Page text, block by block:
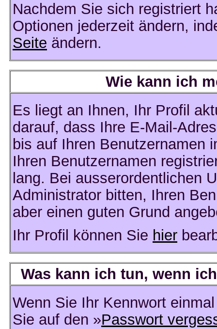
Nachdem Sie sich registriert
Optionen jederzeit ändern,
Seite ändern.
Wie kann ich
Es liegt an Ihnen, Ihr Profil
darauf, dass Ihre E-Mail-
bis auf Ihren Benutzernamen
Ihren Benutzernamen
lang. Bei ausserordentlichen
Administrator bitten, Ihren
aber einen guten Grund
Ihr Profil können Sie hier
Was kann ich tun, wenn
Wenn Sie Ihr Kennwort
Sie auf den »Passwort